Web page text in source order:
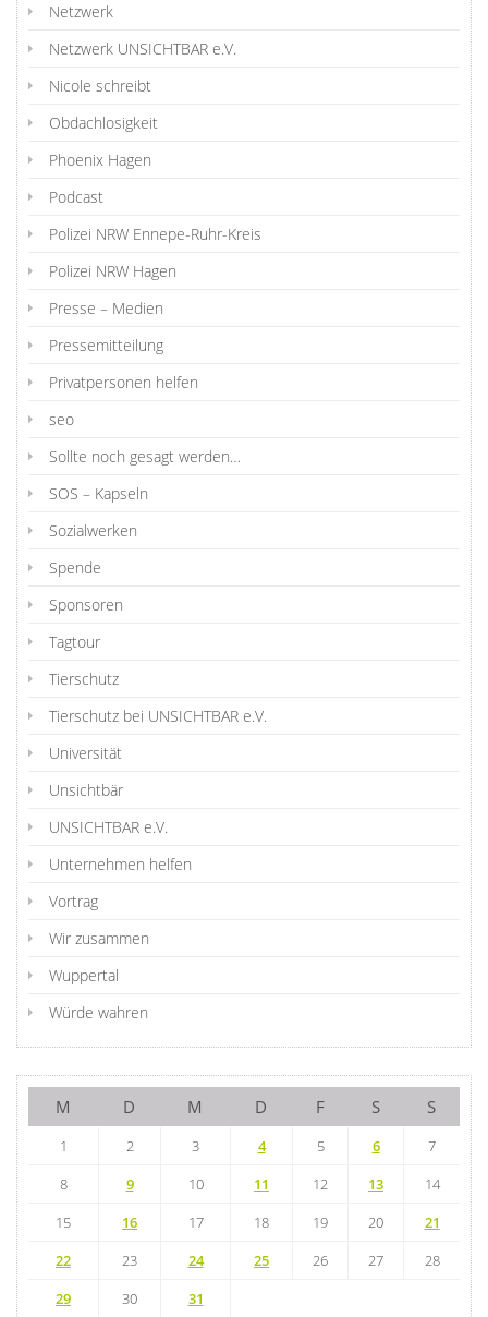
Netzwerk
Netzwerk UNSICHTBAR e.V.
Nicole schreibt
Obdachlosigkeit
Phoenix Hagen
Podcast
Polizei NRW Ennepe-Ruhr-Kreis
Polizei NRW Hagen
Presse – Medien
Pressemitteilung
Privatpersonen helfen
seo
Sollte noch gesagt werden…
SOS – Kapseln
Sozialwerken
Spende
Sponsoren
Tagtour
Tierschutz
Tierschutz bei UNSICHTBAR e.V.
Universität
Unsichtbär
UNSICHTBAR e.V.
Unternehmen helfen
Vortrag
Wir zusammen
Wuppertal
Würde wahren
M D M D F S S
1 2 3 4 5 6
7
8
9 10 11 12 13
14
15
16 17 18 19 20
21
22
23 24 25 26 27
28
29
30 31